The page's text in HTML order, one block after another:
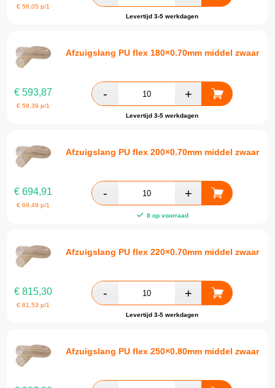
€56,05 p/1
Levertijd 3-5 werkdagen
Afzuigslang PU flex 180×0.70mm middel zwaar
€ 593,87
€59,39 p/1
Levertijd 3-5 werkdagen
Afzuigslang PU flex 200×0.70mm middel zwaar
€ 694,91
€69,49 p/1
8 op voorraad
Afzuigslang PU flex 220×0.70mm middel zwaar
€ 815,30
€81,53 p/1
Levertijd 3-5 werkdagen
Afzuigslang PU flex 250×0.80mm middel zwaar